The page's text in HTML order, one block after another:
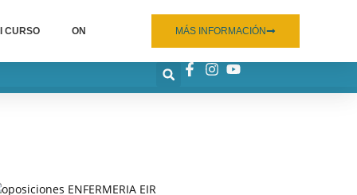
CURSO ON MÁS INFORMACIÓN